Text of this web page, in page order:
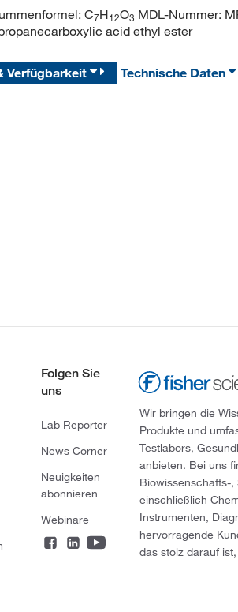
C7H12O3 MDL-Nummer:
acid ethyl ester
Verfügbarkeit Technische Daten
Folgen Sie
uns
Lab Reporter
News Corner
Neuigkeiten
abonnieren
Webinare
Wir bringen die
Produkte und
Testlabors,
anbieten. Bei uns
Biowissenschafts-
einschließlich
Instrumenten,
hervorragende
das stolz darauf